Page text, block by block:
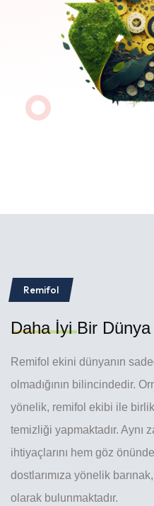
Remifol
Daha İyiBir Dünya
Remifol ekini dünyanın
olmadığının bilincindedir.
yönelik, remifol ekibi ile
temizliği yapmaktadır. Aynı
ihtiyaçlarını hem göz
dostlarımıza yönelik
olarak bulunmaktadır.